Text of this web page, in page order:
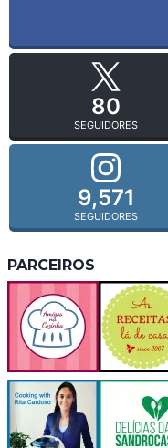
80
SEGUIDORES
9,571
SEGUIDORES
PARCEIROS